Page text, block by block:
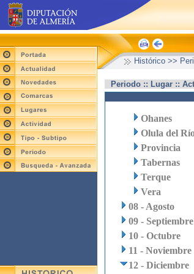
Histórico >>
Periodo :: Lugar ::
Ohanes
Olula del
Provincia
Tabernas
Terque
Vera
08 - Agosto
09 - Septiembre
10 - Octubre
11 - Noviembre
12 - Diciembre